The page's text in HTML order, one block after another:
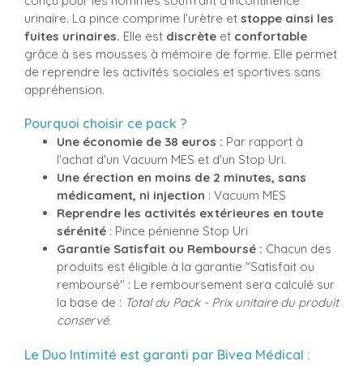
urinaire. La pince comprime l’urètre et stoppe ainsi les
fuites urinaires. Elle est discrète et confortable
grâce à ses mousses à mémoire de forme. Elle permet
de reprendre les activités sociales et sportives sans
appréhension.
Pourquoi choisir ce pack ?
Une économie de 38 euros : Par rapport à
l'achat d'un Vacuum MES et d'un Stop Uri.
Une érection en moins de 2 minutes, sans
médicament, ni injection : Vacuum MES
Reprendre les activités extérieures en toute
sérénité : Pince pénienne Stop Uri
Garantie Satisfait ou Remboursé : Chacun des
produits est éligible à la garantie "Satisfait ou
remboursé" : Le remboursement sera calculé sur
la base de : Total du Pack - Prix unitaire du produit
conservé.
Le Duo Intimité est garanti par Bivea Médical :